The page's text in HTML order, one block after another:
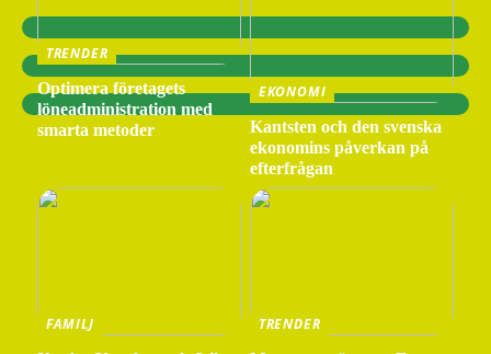
TRENDER
Optimera företagets
löneadministration med
smarta metoder
EKONOMI
Kantsten och den svenska
ekonomins påverkan på
efterfrågan
FAMILJ
TRENDER